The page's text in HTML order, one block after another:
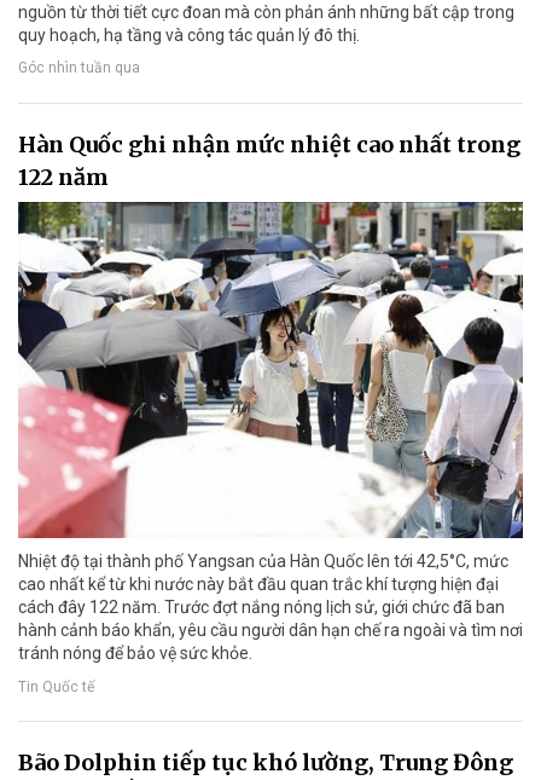
nguồn từ thời tiết cực đoan mà còn phản ánh những bất cập trong
quy hoạch, hạ tầng và công tác quản lý đô thị.
Góc nhìn tuần qua
Hàn Quốc ghi nhận mức nhiệt cao nhất trong
122 năm
Nhiệt độ tại thành phố Yangsan của Hàn Quốc lên tới 42,5°C, mức
cao nhất kể từ khi nước này bắt đầu quan trắc khí tượng hiện đại
cách đây 122 năm. Trước đợt nắng nóng lịch sử, giới chức đã ban
hành cảnh báo khẩn, yêu cầu người dân hạn chế ra ngoài và tìm nơi
tránh nóng để bảo vệ sức khỏe.
Tin Quốc tế
Bão Dolphin tiếp tục khó lường, Trung Đông